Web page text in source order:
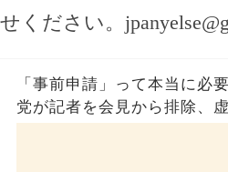
せください。
「事前申請」って本当に必
党が記者を会見から排除、